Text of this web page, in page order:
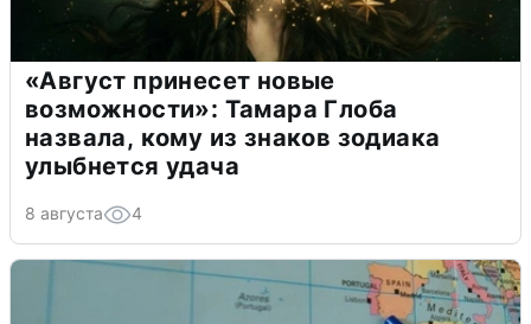
«Август принесет новые
возможности»: Тамара Глоба
назвала, кому из знаков зодиака
улыбнется удача
8 августа 4